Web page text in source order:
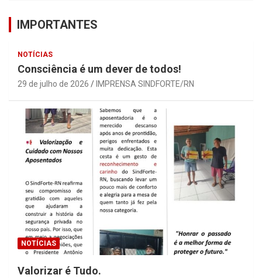
IMPORTANTES
NOTÍCIAS
Consciência é um dever de todos!
29 de julho de 2026 IMPRENSA SINDFORTE/RN
NOTÍCIAS
Valorizar é Tudo.